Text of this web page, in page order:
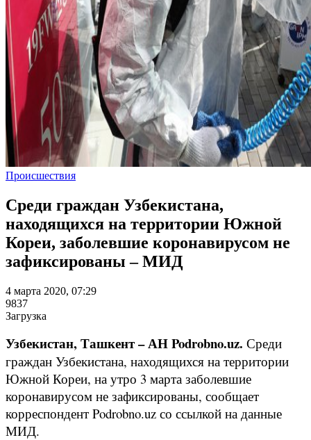
Происшествия
Среди граждан Узбекистана,
находящихся на территории Южной
Кореи, заболевшие коронавирусом не
зафиксированы – МИД
4 марта 2020, 07:29
9837
Загрузка
Узбекистан, Ташкент – АН Podrobno.uz. Среди
граждан Узбекистана, находящихся на территории
Южной Кореи, на утро 3 марта заболевшие
коронавирусом не зафиксированы, сообщает
корреспондент Podrobno.uz со ссылкой на данные
МИД.